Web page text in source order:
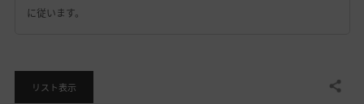
に従います。
リスト表示 共有する